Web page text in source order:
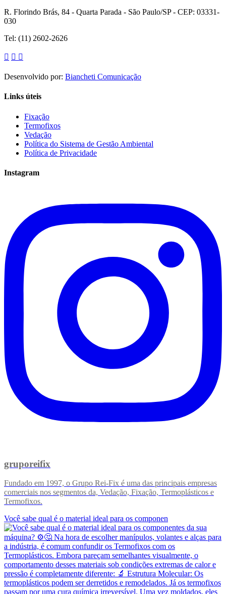
R. Florindo Brás, 84 - Quarta Parada - São Paulo/SP - CEP: 03331-
030
Tel: (11) 2602-2626
Desenvolvido por: Biancheti Comunicação
Links úteis
Fixação
Termofixos
Vedação
Política do Sistema de Gestão Ambiental
Política de Privacidade
Instagram
gruporeifix
Fundado em 1997, o Grupo Rei-Fix é uma das principais empresas
comerciais nos segmentos da, Vedação, Fixação, Termoplásticos e
Termofixos.
Você sabe qual é o material ideal para os componen